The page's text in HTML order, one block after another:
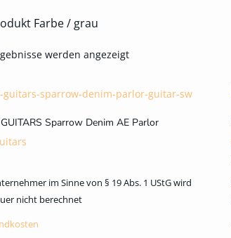
Farbe / grau
werden angezeigt
Sparrow Denim AE Parlor
im Sinne von § 19 Abs. 1 UStG wird
nicht berechnet